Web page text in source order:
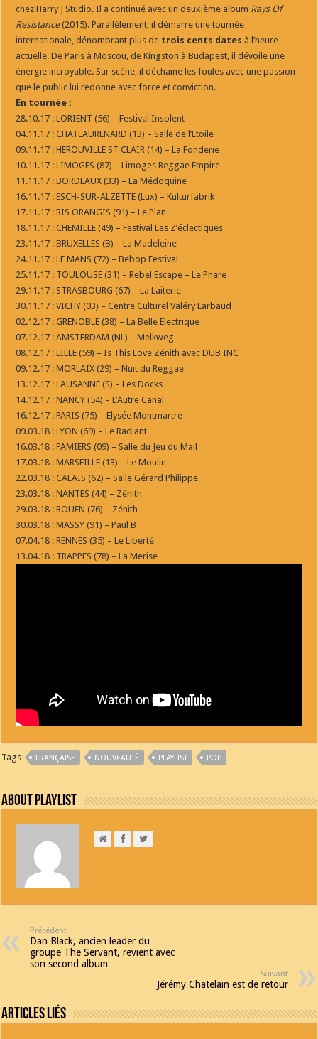
chez Harry J Studio. Il a continué avec un deuxième album Rays Of
Resistance(2015). Parallèlement, il démarre une tournée
internationale, dénombrant plus de trois cents dates à l’heure
actuelle. De Paris à Moscou, de Kingston à Budapest, il dévoile une
énergie incroyable. Sur scène, il déchaine les foules avec une passion
que le public lui redonne avec force et conviction.
En tournée :
28.10.17 : LORIENT (56) – Festival Insolent
04.11.17 : CHATEAURENARD (13) – Salle de l’Etoile
09.11.17 : HEROUVILLE ST CLAIR (14) – La Fonderie
10.11.17 : LIMOGES (87) – Limoges Reggae Empire
11.11.17 : BORDEAUX (33) – La Médoquine
16.11.17 : ESCH-SUR-ALZETTE (Lux) – Kulturfabrik
17.11.17 : RIS ORANGIS (91) – Le Plan
18.11.17 : CHEMILLE (49) – Festival Les Z’éclectiques
23.11.17 : BRUXELLES (B) – La Madeleine
24.11.17 : LE MANS (72) – Bebop Festival
25.11.17 : TOULOUSE (31) – Rebel Escape – Le Phare
29.11.17 : STRASBOURG (67) – La Laiterie
30.11.17 : VICHY (03) – Centre Culturel Valéry Larbaud
02.12.17 : GRENOBLE (38) – La Belle Electrique
07.12.17 : AMSTERDAM (NL) – Melkweg
08.12.17 : LILLE (59) – Is This Love Zénith avec DUB INC
09.12.17 : MORLAIX (29) – Nuit du Reggae
13.12.17 : LAUSANNE (S) – Les Docks
14.12.17 : NANCY (54) – L’Autre Canal
16.12.17 : PARIS (75) – Elysée Montmartre
09.03.18 : LYON (69) – Le Radiant
16.03.18 : PAMIERS (09) – Salle du Jeu du Mail
17.03.18 : MARSEILLE (13) – Le Moulin
22.03.18 : CALAIS (62) – Salle Gérard Philippe
23.03.18 : NANTES (44) – Zénith
29.03.18 : ROUEN (76) – Zénith
30.03.18 : MASSY (91) – Paul B
07.04.18 : RENNES (35) – Le Liberté
13.04.18 : TRAPPES (78) – La Merise
Tags FRANÇAISE NOUVEAUTÉ PLAYLIST POP
About Playlist
Précédent
Dan Black, ancien leader du
groupe The Servant, revient avec
son second album
Suivant
Jérémy Chatelain est de retour
Articles Liés